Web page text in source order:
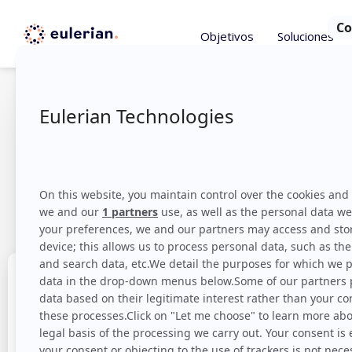
Objetivos Soluciones
Adwords &
el
¡Aumenta el ROI de tus acciones digitales!
Objetivos del caso de